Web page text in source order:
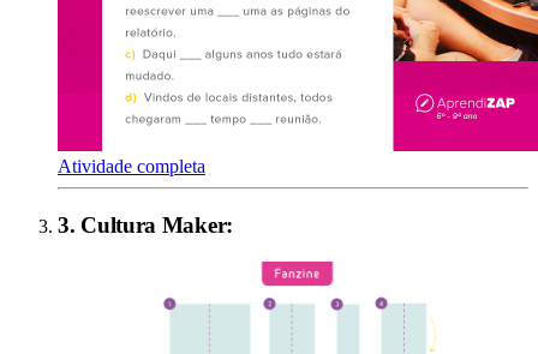
Atividade completa
3. Cultura Maker: